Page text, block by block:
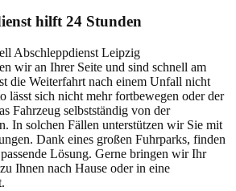
hilft 24 Stunden
Abschleppdienst Leipzig
wir an Ihrer Seite und sind schnell am
die Weiterfahrt nach einem Unfall nicht
lässt sich nicht mehr fortbewegen oder der
Fahrzeug selbstständig von der
In solchen Fällen unterstützen wir Sie mit
Dank eines großen Fuhrparks, finden
Lösung. Gerne bringen wir Ihr
Ihnen nach Hause oder in eine